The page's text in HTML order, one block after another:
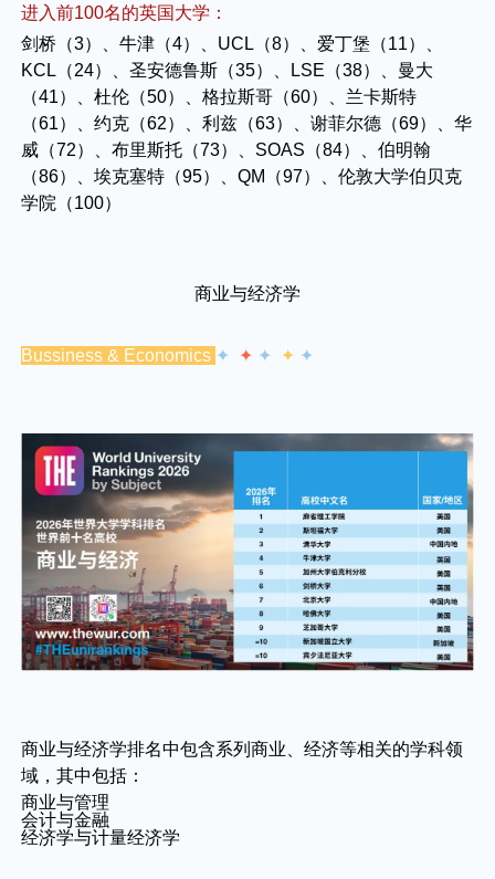
进入前100名的英国大学：
剑桥（3）、牛津（4）、UCL（8）、爱丁堡（11）、
KCL（24）、圣安德鲁斯（35）、LSE（38）、曼大
（41）、杜伦（50）、格拉斯哥（60）、兰卡斯特
（61）、约克（62）、利兹（63）、谢菲尔德（69）、华
威（72）、布里斯托（73）、SOAS（84）、伯明翰
（86）、埃克塞特（95）、QM（97）、伦敦大学伯贝克
学院（100）
商业与经济学
Bussiness & Economics ✦ ✦ ✦ ✦ ✦
商业与经济学排名中包含系列商业、经济等相关的学科领
域，其中包括：
商业与管理
会计与金融
经济学与计量经济学